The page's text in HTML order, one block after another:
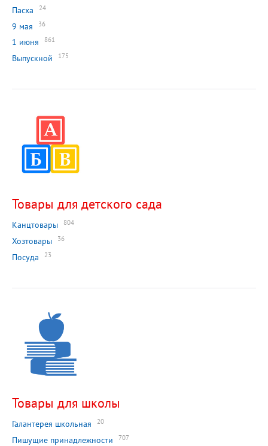
Пасха 24
9 мая 36
1 июня 861
Выпускной 175
Товары для детского сада
Канцтовары 804
Хозтовары 36
Посуда 23
Товары для школы
Галантерея школьная 20
Пишущие принадлежности 707